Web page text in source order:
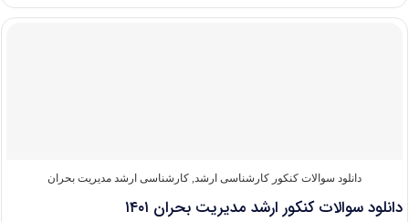
مجاز
دانلود سوالات کنکور کارشناسی ارشد, کارشناسی ارشد مدیریت بحران
دانلود سوالات کنکور ارشد مدیریت بحران ۱۴۰۱